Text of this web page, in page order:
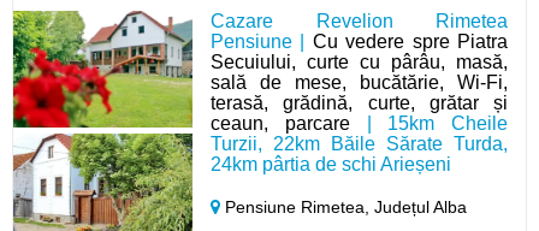
Cazare Revelion Rimetea
Pensiune | Cu vedere spre Piatra
Secuiului, curte cu pârâu, masă,
sală de mese, bucătărie, Wi-Fi,
terasă, grădină, curte, grătar și
ceaun, parcare| 15km Cheile
Turzii, 22km Băile Sărate Turda,
24km pârtia de schi Arieșeni
Pensiune Rimetea,Județul Alba